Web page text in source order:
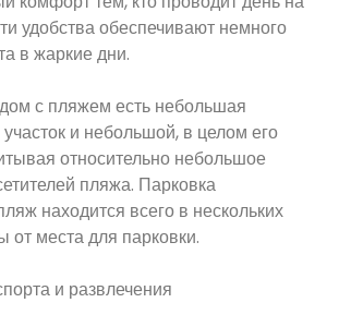
удобства обеспечивают немного
в жаркие дни.
с пляжем есть небольшая
и небольшой, в целом его
относительно небольшое
пляжа. Парковка
находится всего в нескольких
от места для парковки.
и развлечения